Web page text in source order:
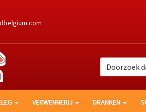
VERWENNERIJ DRANKEN